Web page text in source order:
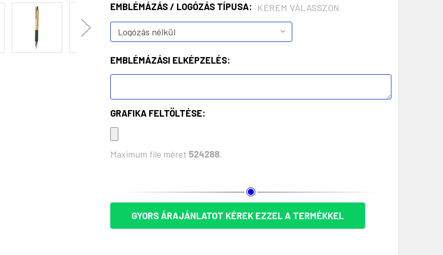
EMBLÉMÁZÁS / LOGÓZÁS TÍPUSA: KÉREM VÁLASSZON
EMBLÉMÁZÁSI ELKÉPZELÉS:
GRAFIKA FELTÖLTÉSE:
Maximum file méret 524288,
GYORS ÁRAJÁNLATOT KÉREK EZZEL A TERMÉKKEL